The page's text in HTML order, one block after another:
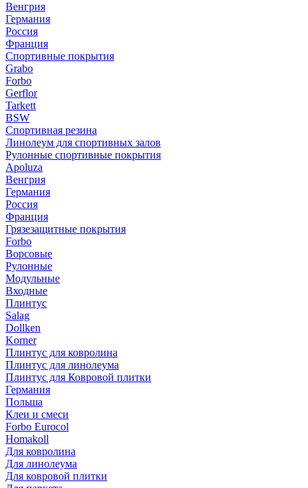
Венгрия
Германия
Россия
Франция
Спортивные покрытия
Grabo
Forbo
Gerflor
Tarkett
BSW
Спортивная резина
Линолеум для спортивных залов
Рулонные спортивные покрытия
Apoluza
Венгрия
Германия
Россия
Франция
Грязезащитные покрытия
Forbo
Ворсовые
Рулонные
Модульные
Входные
Плинтус
Salag
Dollken
Korner
Плинтус для ковролина
Плинтус для линолеума
Плинтус для Ковровой плитки
Германия
Польша
Клеи и смеси
Forbo Eurocol
Homakoll
Для ковролина
Для линолеума
Для ковровой плитки